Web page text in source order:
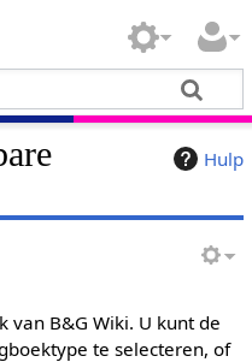
Hulp
van B&G Wiki. U kunt de
te selecteren, of